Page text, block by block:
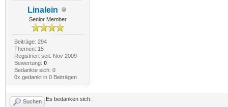
Linalein
Senior Member
Beiträge: 294
Themen: 15
Registriert seit: Nov 2009
Bewertung: 0
Bedankte sich: 0
0x gedankt in 0 Beiträgen
Suchen Es bedanken sich: